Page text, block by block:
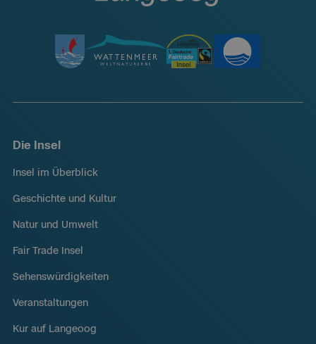
Die Insel
Insel im Überblick
Geschichte und Kultur
Natur und Umwelt
Fair Trade Insel
Sehenswürdigkeiten
Veranstaltungen
Kur auf Langeoog